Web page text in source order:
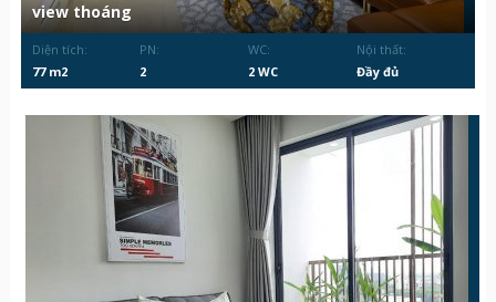
view thoáng
Diện tích:
77 m2
PN:
2
WC:
2 WC
Nội thất:
Đầy đủ